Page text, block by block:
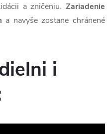
a zničeniu. Zariadenie
a navyše zostane chránené
i